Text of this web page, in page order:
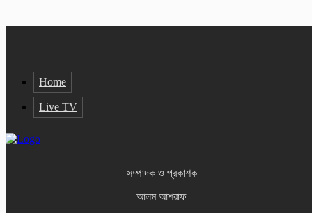
Home
Live TV
সম্পাদক ও প্রকাশক
আলম আশরাফ